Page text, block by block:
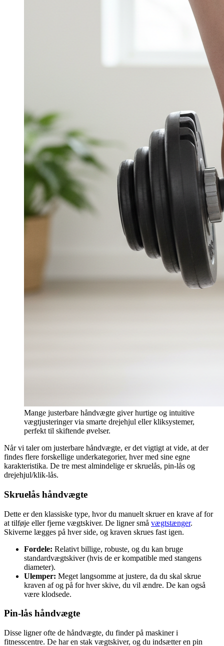
Mange justerbare håndvægte giver hurtige og intuitive
vægtjusteringer via smarte drejehjul eller kliksystemer,
perfekt til skiftende øvelser.
Når vi taler om justerbare håndvægte, er det vigtigt at vide, at der
findes flere forskellige underkategorier, hver med sine egne
karakteristika. De tre mest almindelige er skruelås, pin-lås og
drejehjul/klik-lås.
Skruelås håndvægte
Dette er den klassiske type, hvor du manuelt skruer en krave af for
at tilføje eller fjerne vægtskiver. De ligner små vægtstænger.
Skiverne lægges på hver side, og kraven skrues fast igen.
Fordele: Relativt billige, robuste, og du kan bruge
standardvægtskiver (hvis de er kompatible med stangens
diameter).
Ulemper: Meget langsomme at justere, da du skal skrue
kraven af og på for hver skive, du vil ændre. De kan også
være klodsede.
Pin-lås håndvægte
Disse ligner ofte de håndvægte, du finder på maskiner i
fitnesscentre. De har en stak vægtskiver, og du indsætter en pin